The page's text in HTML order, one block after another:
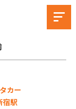
カー
宿駅